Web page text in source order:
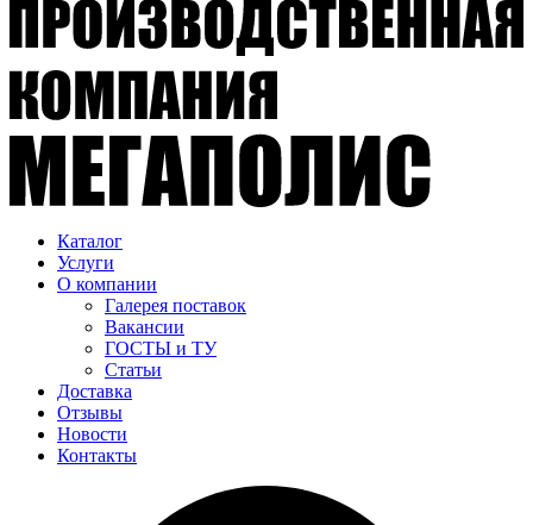
Каталог
Услуги
О компании
Галерея поставок
Вакансии
ГОСТЫ и ТУ
Статьи
Доставка
Отзывы
Новости
Контакты